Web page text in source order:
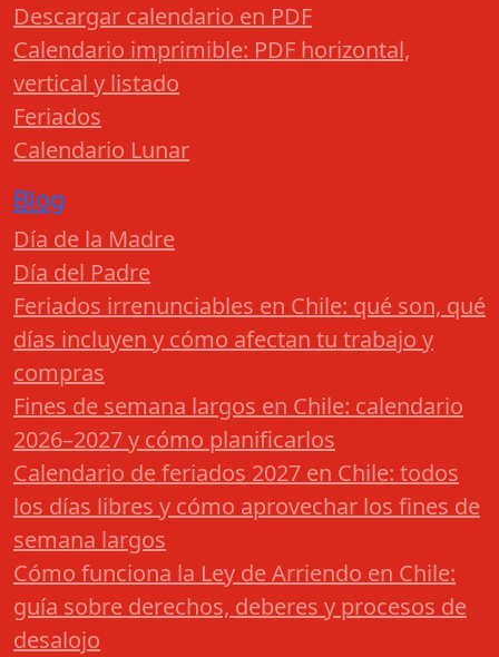
Descargar calendario en PDF
Calendario imprimible: PDF horizontal,
vertical y listado
Feriados
Calendario Lunar
Blog
Día de la Madre
Día del Padre
Feriados irrenunciables en Chile: qué son, qué
días incluyen y cómo afectan tu trabajo y
compras
Fines de semana largos en Chile: calendario
2026–2027 y cómo planificarlos
Calendario de feriados 2027 en Chile: todos
los días libres y cómo aprovechar los fines de
semana largos
Cómo funciona la Ley de Arriendo en Chile:
guía sobre derechos, deberes y procesos de
desalojo